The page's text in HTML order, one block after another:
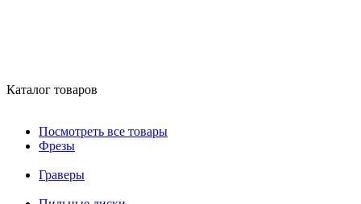
Каталог товаров
Посмотреть все товары
Фрезы
Граверы